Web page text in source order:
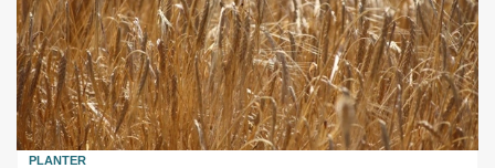
PLANTER